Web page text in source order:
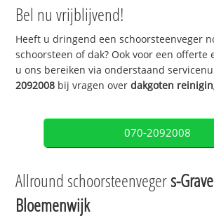
Bel nu vrijblijvend!
Heeft u dringend een schoorsteenveger
schoorsteen of dak? Ook voor een offerte
u ons bereiken via onderstaand
2092008 bij vragen overdakgoten
070-2092008
Allround schoorsteenvegers-
Bloemenwijk